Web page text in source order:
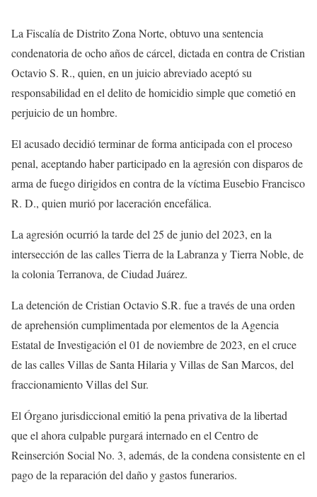
La Fiscalía de Distrito Zona Norte, obtuvo una sentencia
condenatoria de ocho años de cárcel, dictada en contra de Cristian
Octavio S. R., quien, en un juicio abreviado aceptó su
responsabilidad en el delito de homicidio simple que cometió en
perjuicio de un hombre.
El acusado decidió terminar de forma anticipada con el proceso
penal, aceptando haber participado en la agresión con disparos de
arma de fuego dirigidos en contra de la víctima Eusebio Francisco
R. D., quien murió por laceración encefálica.
La agresión ocurrió la tarde del 25 de junio del 2023, en la
intersección de las calles Tierra de la Labranza y Tierra Noble, de
la colonia Terranova, de Ciudad Juárez.
La detención de Cristian Octavio S.R. fue a través de una orden
de aprehensión cumplimentada por elementos de la Agencia
Estatal de Investigación el 01 de noviembre de 2023, en el cruce
de las calles Villas de Santa Hilaria y Villas de San Marcos, del
fraccionamiento Villas del Sur.
El Órgano jurisdiccional emitió la pena privativa de la libertad
que el ahora culpable purgará internado en el Centro de
Reinserción Social No. 3, además, de la condena consistente en el
pago de la reparación del daño y gastos funerarios.